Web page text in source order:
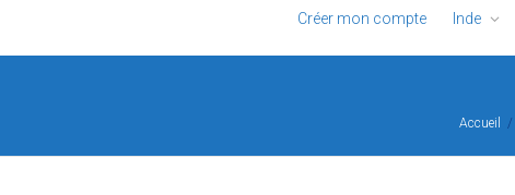
Créer mon compte Inde
Accueil